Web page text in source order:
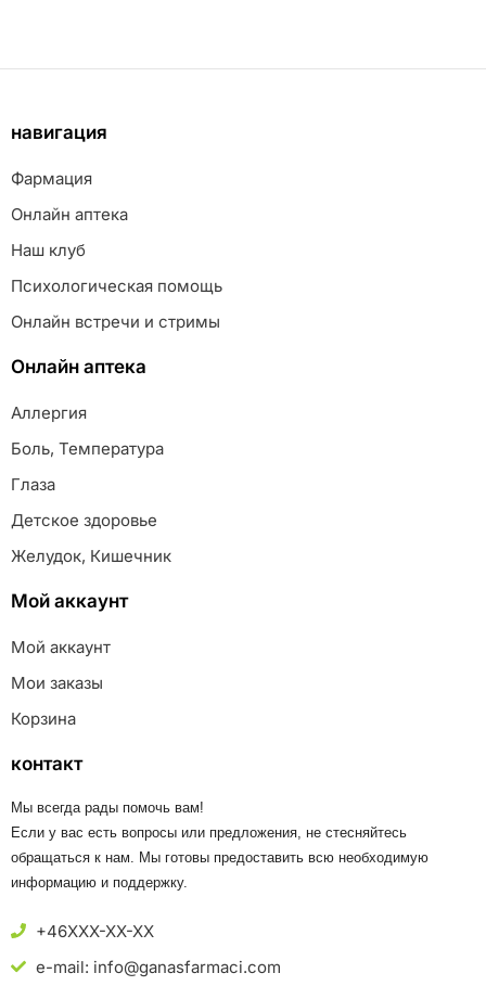
навигация
Фармация
Онлайн аптека
Наш клуб
Психологическая помощь
Онлайн встречи и стримы
Онлайн аптека
Аллергия
Боль, Температура
Глаза
Детское здоровье
Желудок, Кишечник
Мой аккаунт
Мой аккаунт
Мои заказы
Корзина
контакт
Мы всегда рады помочь вам!
Если у вас есть вопросы или предложения, не стесняйтесь
обращаться к нам. Мы готовы предоставить всю необходимую
информацию и поддержку.
+46XXX-XX-XX
e-mail: info@ganasfarmaci.com